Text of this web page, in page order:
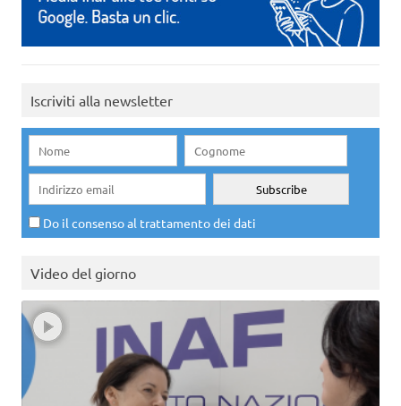
Iscriviti alla newsletter
Do il consenso al trattamento dei dati
Video del giorno